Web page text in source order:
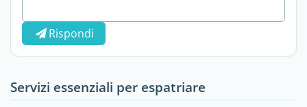
Rispondi
Servizi essenziali per espatriare